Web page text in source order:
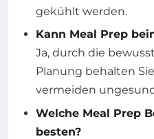
gekühlt werden.
Kann Meal Prep
Ja, durch die
Planung behalten
vermeiden
Welche Meal Prep
besten?